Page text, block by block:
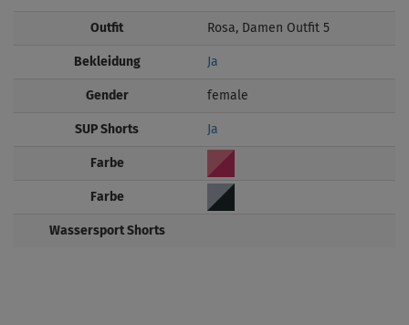
Outfit Rosa, Damen Outfit 5
Bekleidung Ja
Gender female
SUP Shorts Ja
Farbe
Farbe
Wassersport Shorts